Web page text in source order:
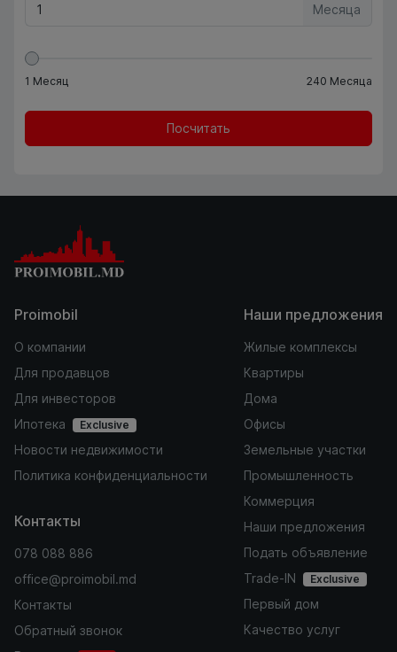
Месяца
1 Месяц 240 Месяца
Посчитать
Proimobil
О компании
Для продавцов
Для инвесторов
Ипотека
Exclusive
Новости недвижимости
Политика конфиденциальности
Наши предложения
Жилые комплексы
Квартиры
Дома
Офисы
Земельные участки
Промышленность
Коммерция
Наши предложения
Подать объявление
Trade-IN
Exclusive
Первый дом
Качество услуг
Контакты
078 088 886
office@proimobil.md
Контакты
Обратный звонок